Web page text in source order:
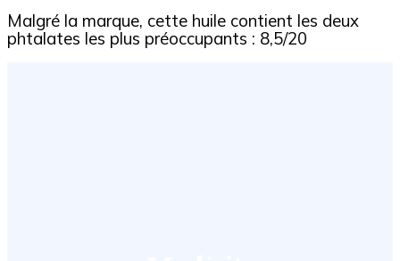
Malgré la marque, cette huile contient les deux
phtalates les plus préoccupants : 8,5/20